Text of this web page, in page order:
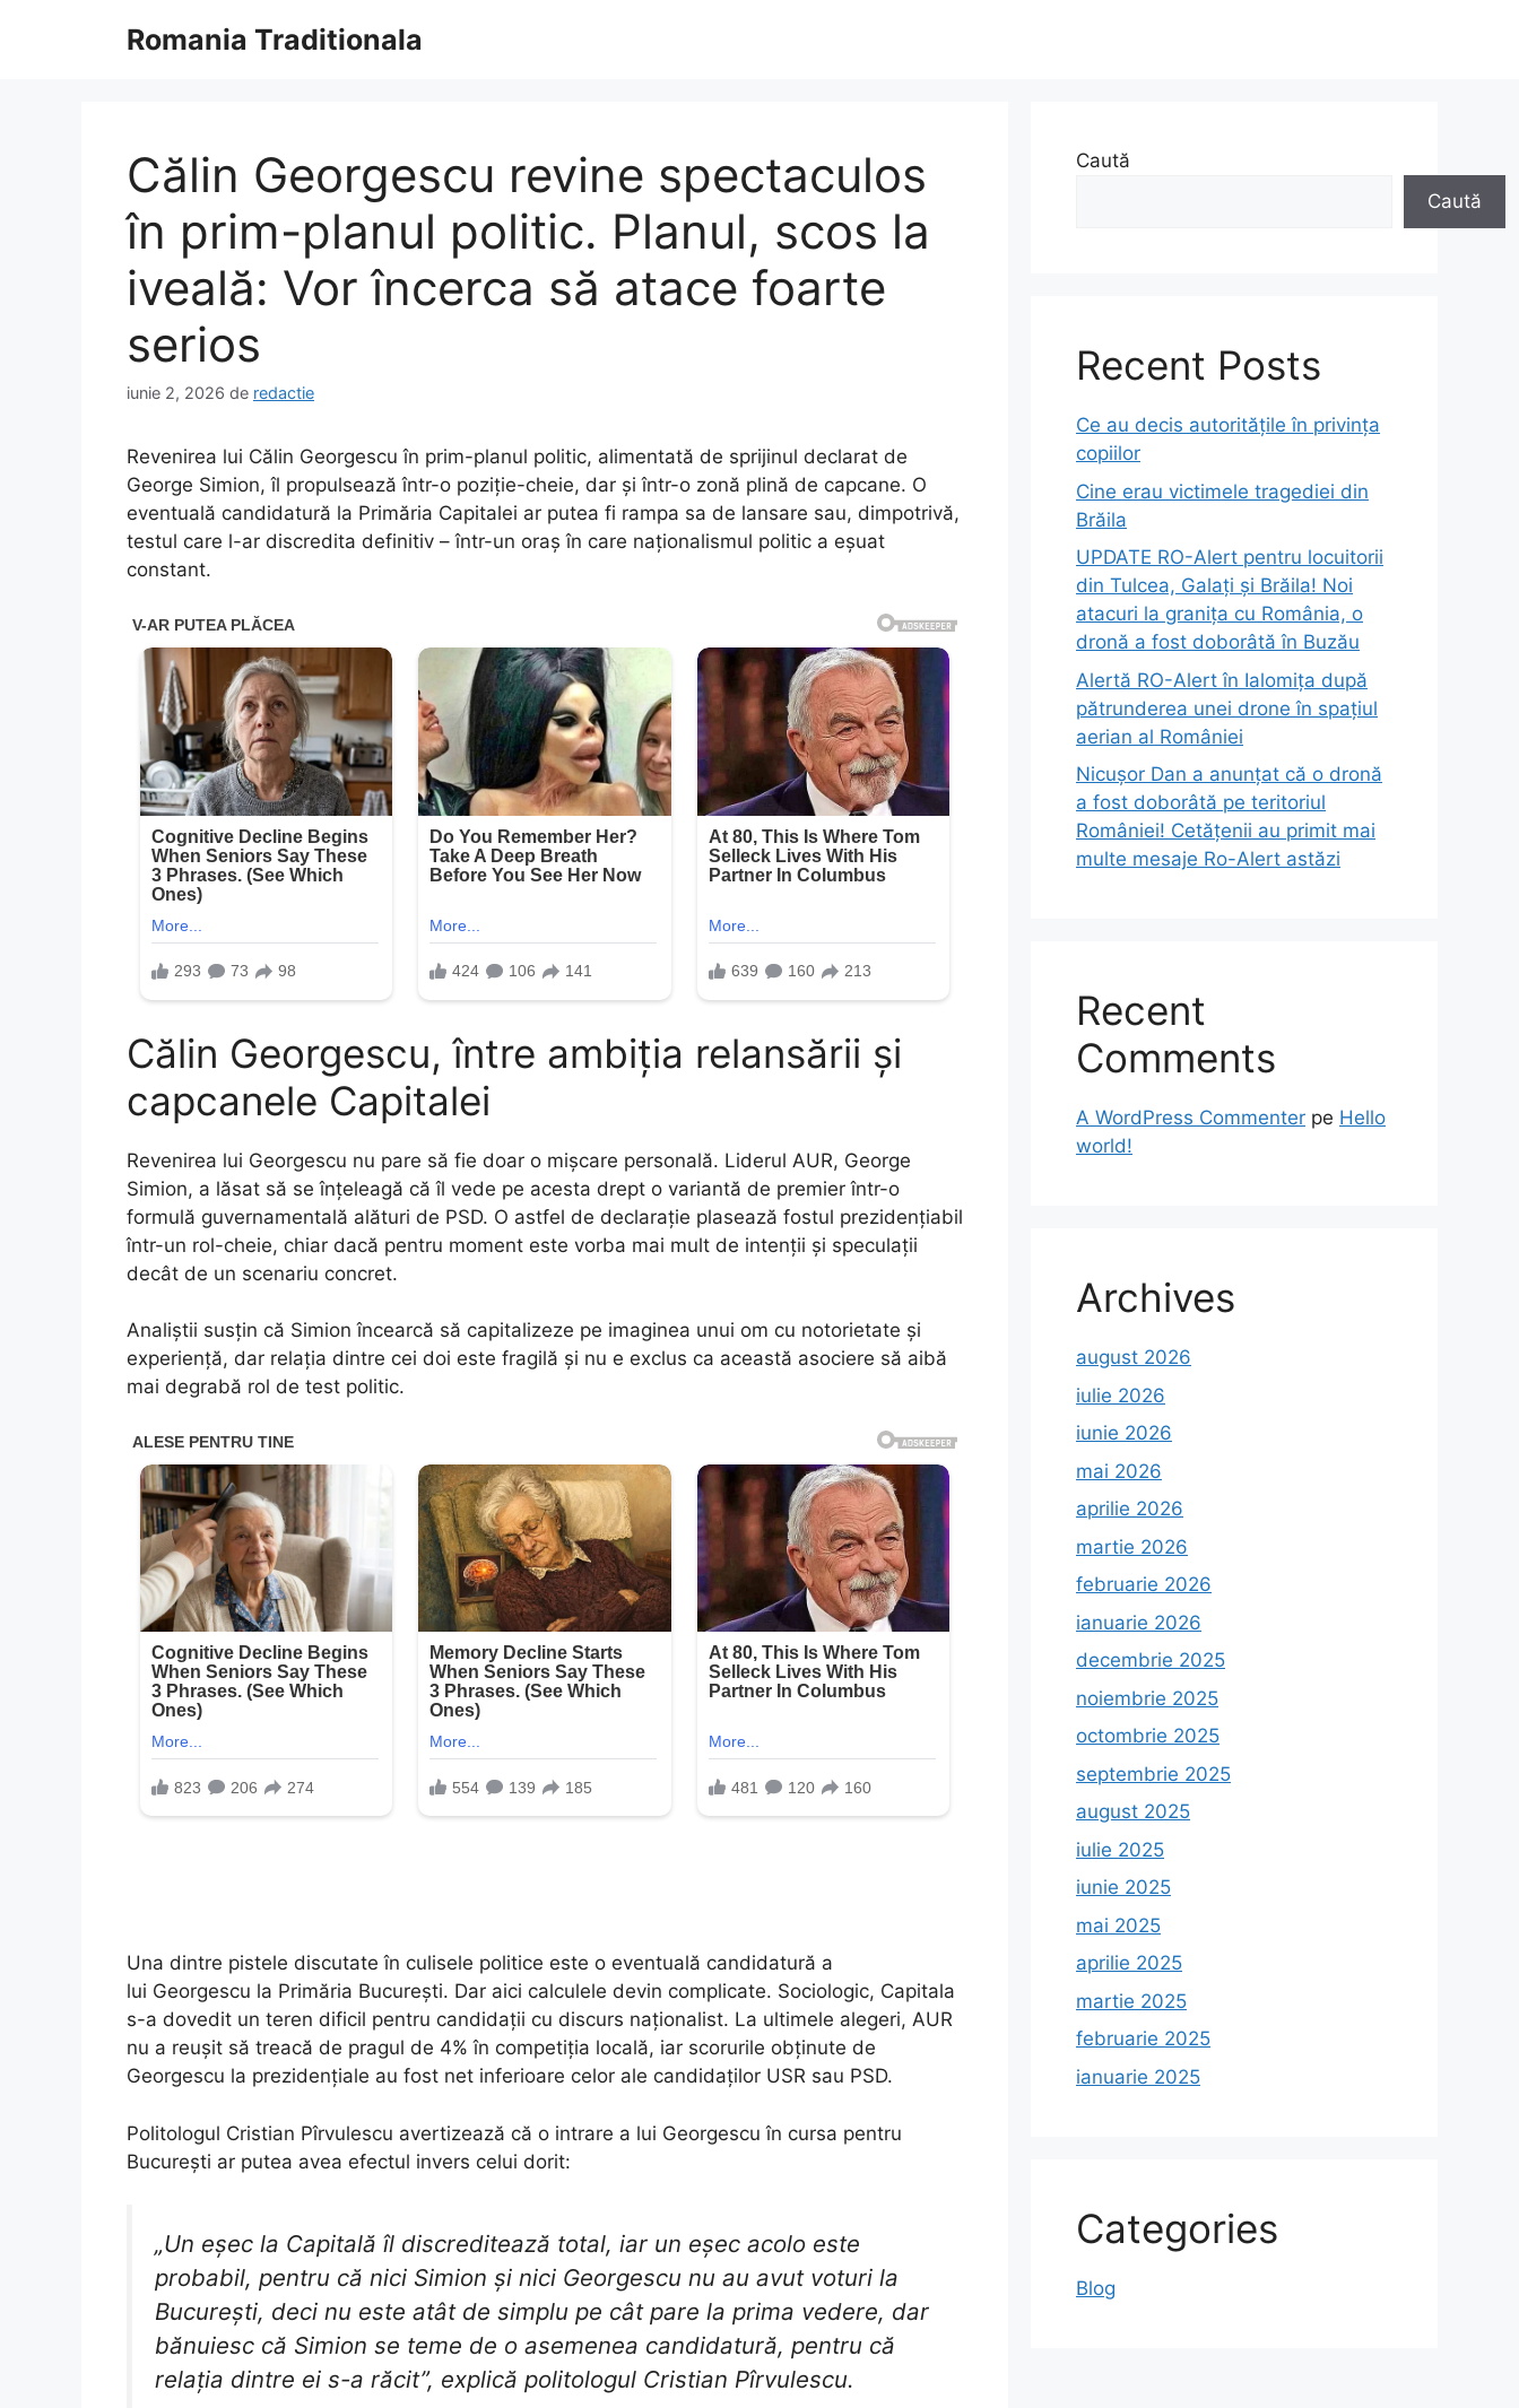
Romania Traditionala
Călin Georgescu revine spectaculos
în prim-planul politic. Planul, scos la
iveală: Vor încerca să atace foarte
serios
iunie 2, 2026 de redactie
Revenirea lui Călin Georgescu în prim-planul politic, alimentată de sprijinul declarat de
George Simion, îl propulsează într-o poziție-cheie, dar și într-o zonă plină de capcane. O
eventuală candidatură la Primăria Capitalei ar putea fi rampa sa de lansare sau, dimpotrivă,
testul care l-ar discredita definitiv – într-un oraș în care naționalismul politic a eșuat
constant.
Călin Georgescu, între ambiția relansării și
capcanele Capitalei
Revenirea lui Georgescu nu pare să fie doar o mișcare personală. Liderul AUR, George
Simion, a lăsat să se înțeleagă că îl vede pe acesta drept o variantă de premier într-o
formulă guvernamentală alături de PSD. O astfel de declarație plasează fostul prezidențiabil
într-un rol-cheie, chiar dacă pentru moment este vorba mai mult de intenții și speculații
decât de un scenariu concret.
Analiștii susțin că Simion încearcă să capitalizeze pe imaginea unui om cu notorietate și
experiență, dar relația dintre cei doi este fragilă și nu e exclus ca această asociere să aibă
mai degrabă rol de test politic.
Una dintre pistele discutate în culisele politice este o eventuală candidatură a
lui Georgescu la Primăria București. Dar aici calculele devin complicate. Sociologic, Capitala
s-a dovedit un teren dificil pentru candidații cu discurs naționalist. La ultimele alegeri, AUR
nu a reușit să treacă de pragul de 4% în competiția locală, iar scorurile obținute de
Georgescu la prezidențiale au fost net inferioare celor ale candidaților USR sau PSD.
Politologul Cristian Pîrvulescu avertizează că o intrare a lui Georgescu în cursa pentru
București ar putea avea efectul invers celui dorit:
„Un eșec la Capitală îl discreditează total, iar un eșec acolo este
probabil, pentru că nici Simion și nici Georgescu nu au avut voturi la
București, deci nu este atât de simplu pe cât pare la prima vedere, dar
bănuiesc că Simion se teme de o asemenea candidatură, pentru că
relația dintre ei s-a răcit”, explică politologul Cristian Pîrvulescu.
Caută
Caută
Recent Posts
Ce au decis autoritățile în privința
copiilor
Cine erau victimele tragediei din
Brăila
UPDATE RO-Alert pentru locuitorii
din Tulcea, Galați și Brăila! Noi
atacuri la granița cu România, o
dronă a fost doborâtă în Buzău
Alertă RO-Alert în Ialomița după
pătrunderea unei drone în spațiul
aerian al României
Nicușor Dan a anunțat că o dronă
a fost doborâtă pe teritoriul
României! Cetățenii au primit mai
multe mesaje Ro-Alert astăzi
Recent
Comments
A WordPress Commenter pe Hello
world!
Archives
august 2026
iulie 2026
iunie 2026
mai 2026
aprilie 2026
martie 2026
februarie 2026
ianuarie 2026
decembrie 2025
noiembrie 2025
octombrie 2025
septembrie 2025
august 2025
iulie 2025
iunie 2025
mai 2025
aprilie 2025
martie 2025
februarie 2025
ianuarie 2025
Categories
Blog